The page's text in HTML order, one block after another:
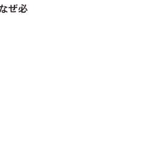
ぜ必